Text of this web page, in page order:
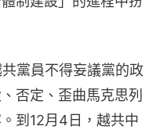
黨員不得妄議黨的政
否定、歪曲馬克思列
到12月4日，越共中